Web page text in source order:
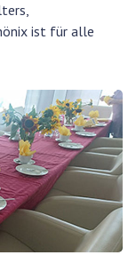
ist für alle